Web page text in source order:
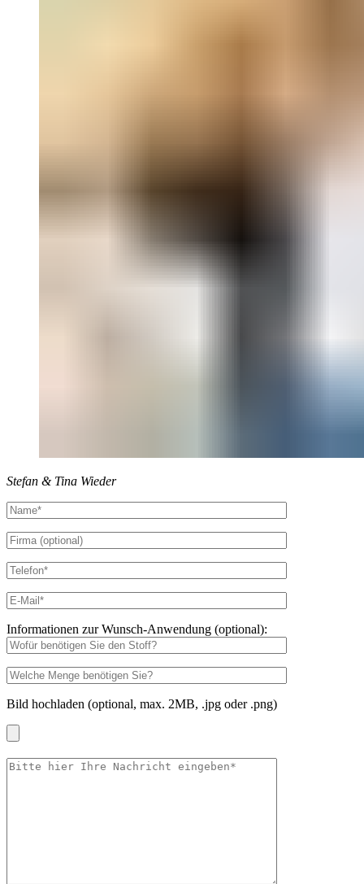
Stefan & Tina Wieder
Informationen zur Wunsch-Anwendung (optional):
Bild hochladen (optional, max. 2MB, .jpg oder .png)